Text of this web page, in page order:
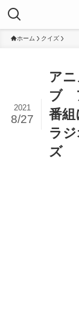
ホーム クイズ
ア
ブ
番
ラ
ズ
2021
8/27